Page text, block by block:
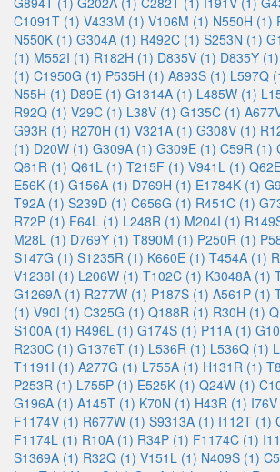
C1091T (1) V433M (1) V106M (1) N550H (1)
N550K (1) G304A (1) R492C (1) S253N (1)
(1) M552I (1) R182H (1) D835V (1) D835Y (1)
(1) C1950G (1) P535H (1) A893S (1) L597Q
N55H (1) D89E (1) G1314A (1) L485W (1)
R92Q (1) V29C (1) L38V (1) G135C (1)
G93R (1) R270H (1) V321A (1) G308V (1)
(1) D20W (1) G309A (1) G309E (1) C59R (1)
Q61R (1) Q61L (1) T215F (1) V941L (1)
E56K (1) G156A (1) D769H (1) E1784K (1)
T92A (1) S239D (1) C656G (1) R451C (1)
R72P (1) F64L (1) L248R (1) M204I (1)
M28L (1) D769Y (1) T890M (1) P250R (1)
S147G (1) S1235R (1) K660E (1) T454A (1)
V1238I (1) L206W (1) T102C (1) K3048A (1)
G1269A (1) R277W (1) P187S (1) A561P (1)
(1) V90I (1) C325G (1) Q188R (1) R30H (1)
S100A (1) R496L (1) G174S (1) P11A (1)
R230C (1) G1376T (1) L536R (1) L536Q (1)
T1191I (1) A277G (1) L755A (1) H131R (1)
P253R (1) L755P (1) E525K (1) Q24W (1)
G196A (1) A145T (1) K70N (1) H43R (1)
F1174V (1) R677W (1) S9313A (1) I112T (1)
F1174L (1) R10A (1) R34P (1) F1174C (1)
S1369A (1) R32Q (1) V151L (1) N409S (1)